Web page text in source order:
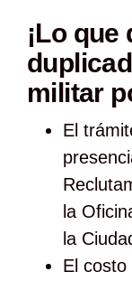
¡Lo
militar
El
la
la
El costo